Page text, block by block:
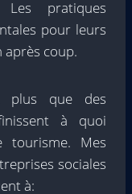
pratiques
pour leurs
après coup.
plus que des
à quoi
tourisme. Mes
sociales
à: